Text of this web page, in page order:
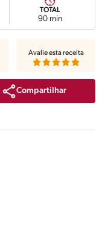
TOTAL
90 min
Compartilhar
Avalie esta receita